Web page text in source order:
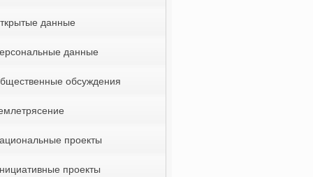
данные
данные
обсуждения
проекты
проекты